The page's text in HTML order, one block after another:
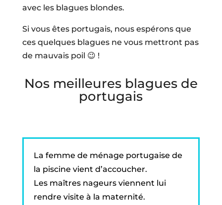
avec les blagues blondes.
Si vous êtes portugais, nous espérons que
ces quelques blagues ne vous mettront pas
de mauvais poil 😉 !
Nos meilleures blagues de
portugais
La femme de ménage portugaise de
la piscine vient d’accoucher.
Les maîtres nageurs viennent lui
rendre visite à la maternité.